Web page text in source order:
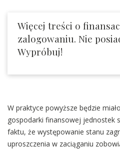
Więcej treści o
zalogowaniu. Nie
Wypróbuj!
W praktyce powyższe będzie
gospodarki finansowej jednostek
faktu, że występowanie stanu
uproszczenia w zaciąganiu